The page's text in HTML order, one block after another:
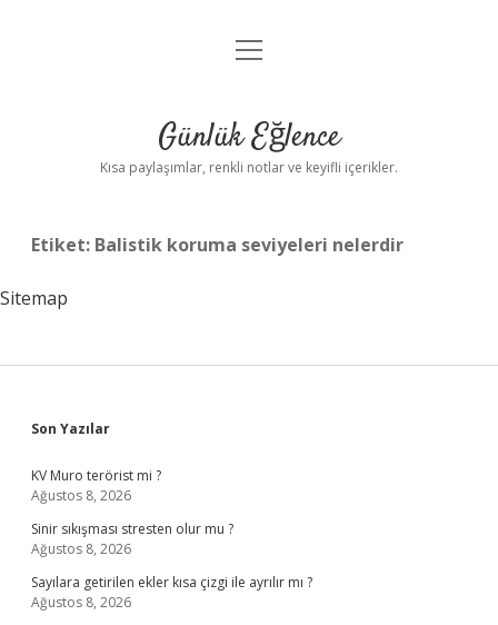
Anasayfa
Yasal Uyarı
menüyü
Günlük Eğlence
Kısa paylaşımlar, renkli notlar ve keyifli içerikler.
Etiket: Balistik koruma seviyeleri nelerdir
Sitemap
Sidebar
Son Yazılar
KV Muro terörist mi ?
Ağustos 8, 2026
Sinir sıkışması stresten olur mu ?
Ağustos 8, 2026
Sayılara getirilen ekler kısa çizgi ile ayrılır mı ?
Ağustos 8, 2026